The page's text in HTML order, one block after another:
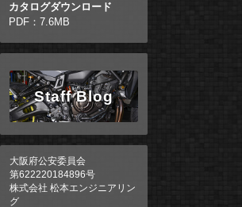
カタログダウンロード
PDF：7.6MB
Staff Blog
大阪府公安委員会
第622220184896号
株式会社 松本エンジニアリン
グ